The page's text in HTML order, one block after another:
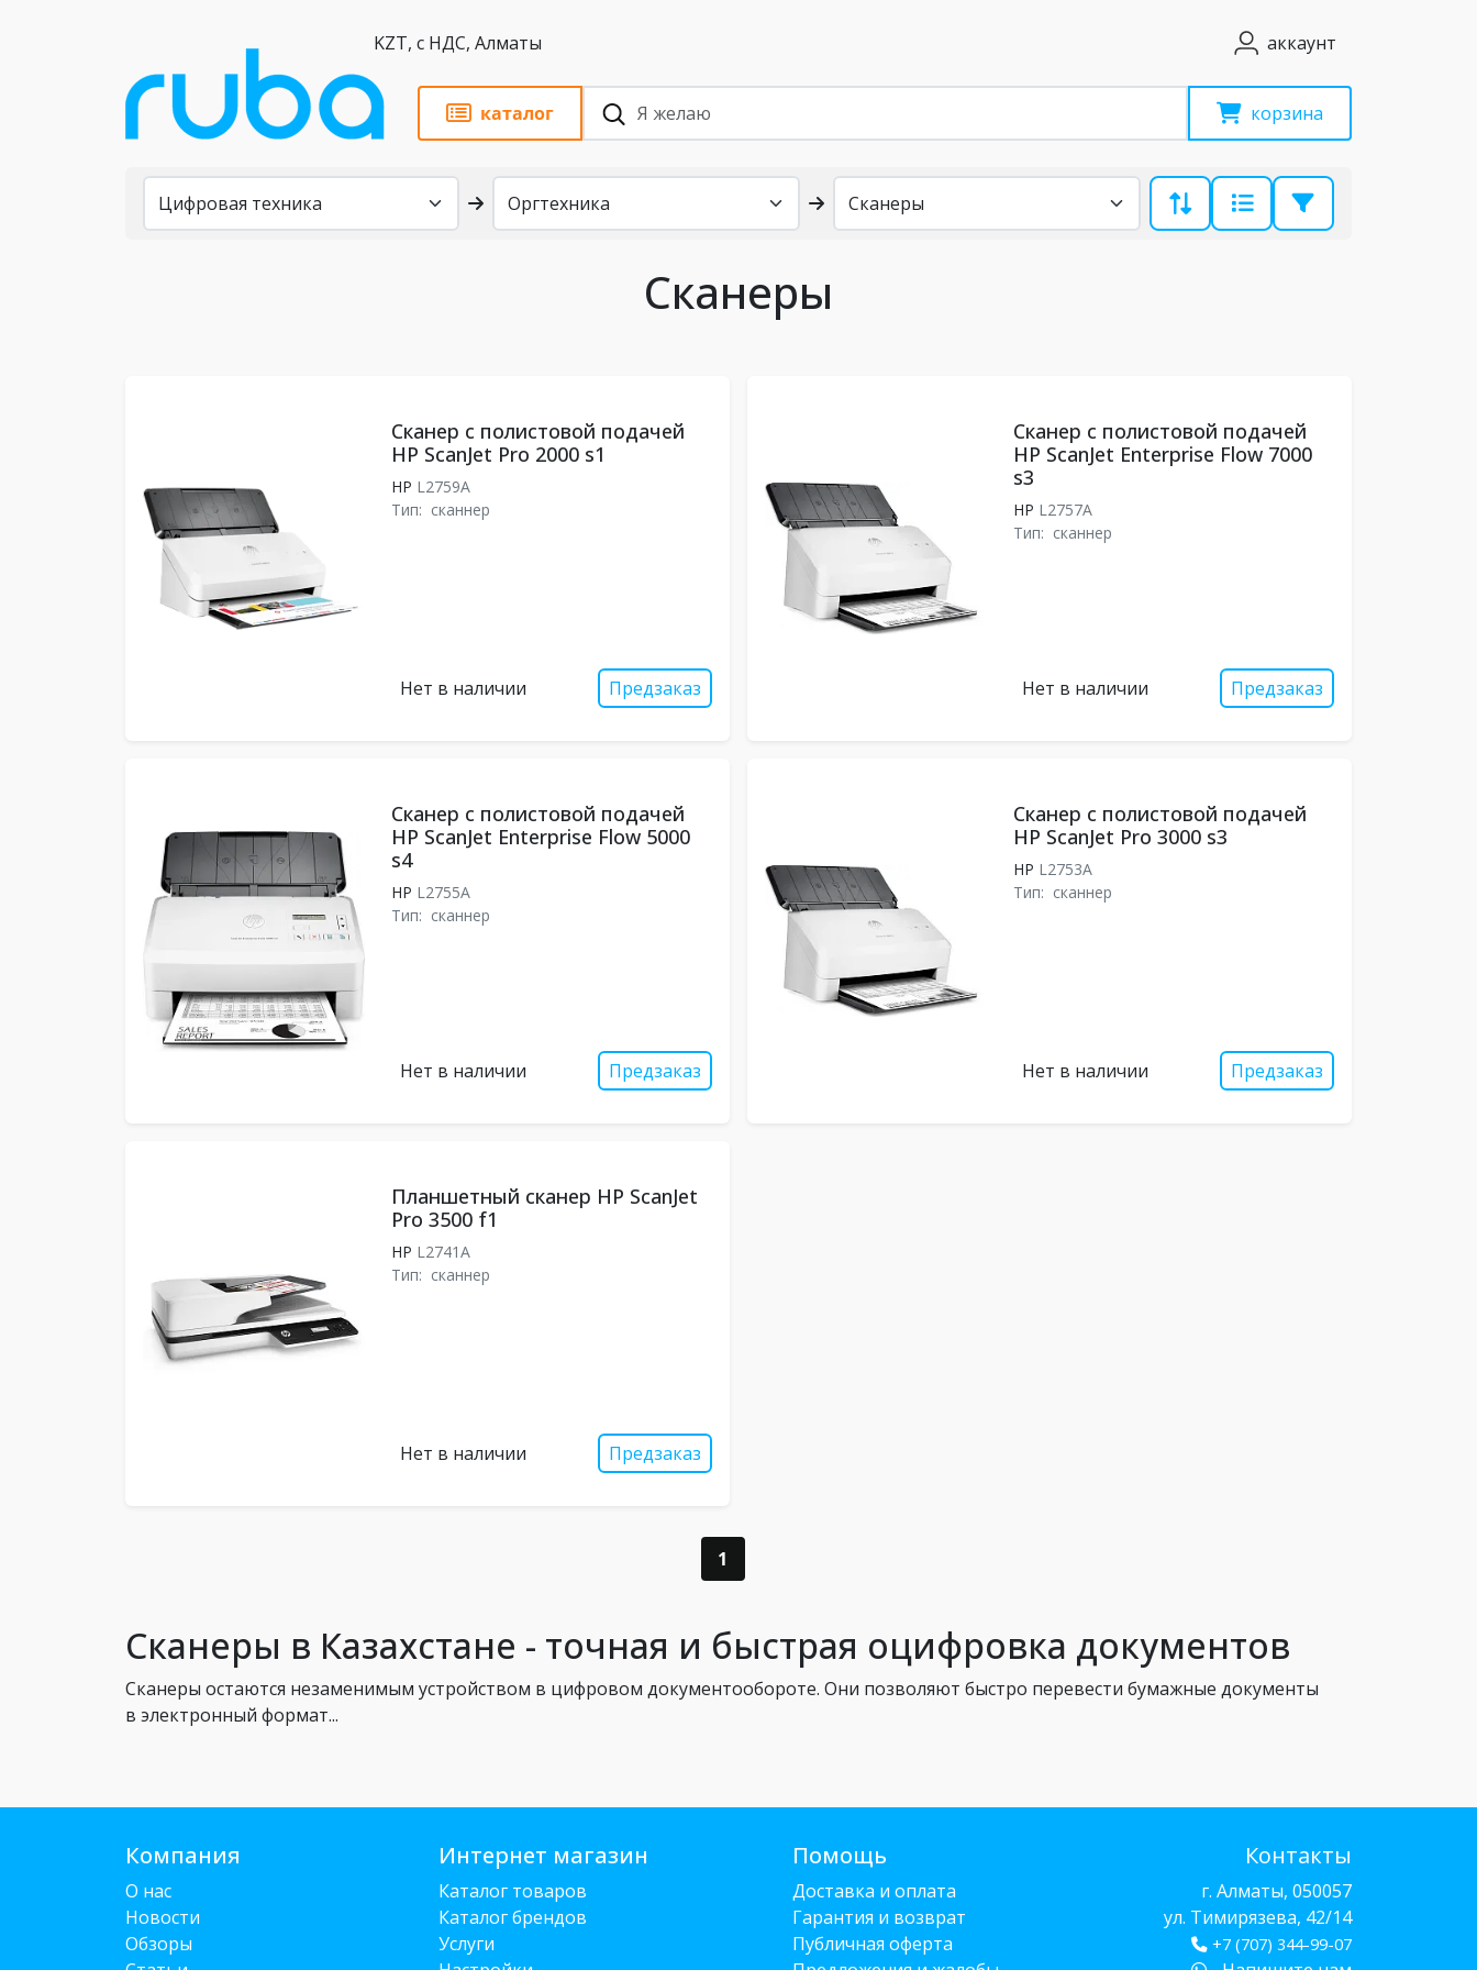
KZT, с НДС, Алматы аккаунт
каталог корзина
Каталог
Сканеры
Сканер с полистовой подачей
HP ScanJet Pro 2000 s1
HP L2759A
Тип: сканнер
Нет в наличии Предзаказ
Сканер с полистовой подачей
HP ScanJet Enterprise Flow 7000
s3
HP L2757A
Тип: сканнер
Нет в наличии Предзаказ
Сканер с полистовой подачей
HP ScanJet Enterprise Flow 5000
s4
HP L2755A
Тип: сканнер
Нет в наличии Предзаказ
Сканер с полистовой подачей
HP ScanJet Pro 3000 s3
HP L2753A
Тип: сканнер
Нет в наличии Предзаказ
Планшетный сканер HP ScanJet
Pro 3500 f1
HP L2741A
Тип: сканнер
Нет в наличии Предзаказ
1
Сканеры в Казахстане - точная и быстрая оцифровка документов
Сканеры остаются незаменимым устройством в цифровом документообороте. Они позволяют быстро перевести бумажные документы
в электронный формат...
Компания
О нас
Новости
Обзоры
Интернет магазин
Каталог товаров
Каталог брендов
Услуги
Помощь
Доставка и оплата
Гарантия и возврат
Публичная оферта
Контакты
г. Алматы, 050057
ул. Тимирязева, 42/14
+7 (707) 344-99-07